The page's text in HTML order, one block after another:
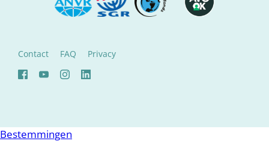
Contact FAQ Privacy
Bestemmingen